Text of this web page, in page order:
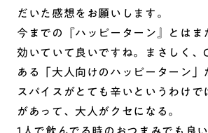
だいた感想をお願いします。
今までの『ハッピーターン』とはま
効いていて良いですね。まさしく、
ある「大人向けのハッピーターン」
スパイスがとても辛いというわけで
があって、大人がクセになる。
1人で飲んでる時のおつまみでも良